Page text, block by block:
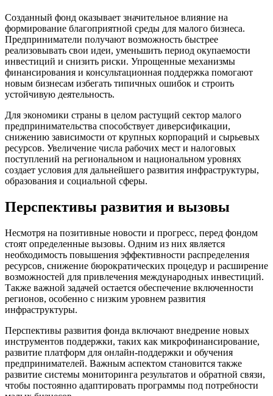
Созданный фонд оказывает значительное влияние на
формирование благоприятной среды для малого бизнеса.
Предприниматели получают возможность быстрее
реализовывать свои идеи, уменьшить период окупаемости
инвестиций и снизить риски. Упрощенные механизмы
финансирования и консультационная поддержка помогают
новым бизнесам избегать типичных ошибок и строить
устойчивую деятельность.
Для экономики страны в целом растущий сектор малого
предпринимательства способствует диверсификации,
снижению зависимости от крупных корпораций и сырьевых
ресурсов. Увеличение числа рабочих мест и налоговых
поступлений на региональном и национальном уровнях
создает условия для дальнейшего развития инфраструктуры,
образования и социальной сферы.
Перспективы развития и вызовы
Несмотря на позитивные новости и прогресс, перед фондом
стоят определенные вызовы. Одним из них является
необходимость повышения эффективности распределения
ресурсов, снижение бюрократических процедур и расширение
возможностей для привлечения международных инвестиций.
Также важной задачей остается обеспечение включенности
регионов, особенно с низким уровнем развития
инфраструктуры.
Перспективы развития фонда включают внедрение новых
инструментов поддержки, таких как микрофинансирование,
развитие платформ для онлайн-поддержки и обучения
предпринимателей. Важным аспектом становится также
развитие системы мониторинга результатов и обратной связи,
чтобы постоянно адаптировать программы под потребности